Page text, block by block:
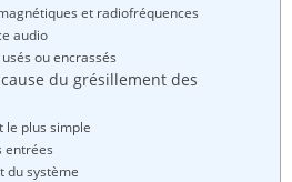
et radiofréquences
audio
ou encrassés
du grésillement des
le plus simple
entrées
du système